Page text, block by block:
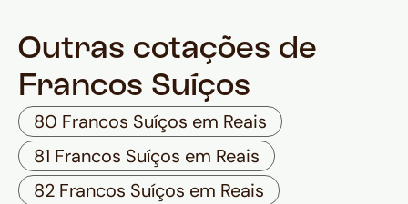
Outras cotações de
Francos Suíços
80 Francos Suíços em Reais
81 Francos Suíços em Reais
82 Francos Suíços em Reais